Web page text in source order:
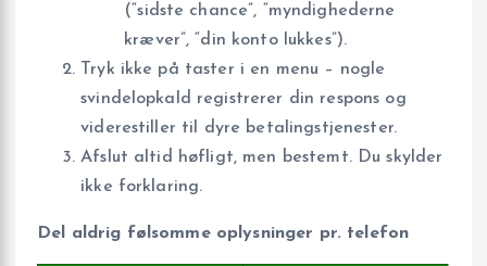
(“sidste chance”, “myndighederne
kræver”, “din konto lukkes”).
Tryk ikke på taster i en menu – nogle
svindelopkald registrerer din respons og
viderestiller til dyre betalingstjenester.
Afslut altid høfligt, men bestemt. Du skylder
ikke forklaring.
Del aldrig følsomme oplysninger pr. telefon